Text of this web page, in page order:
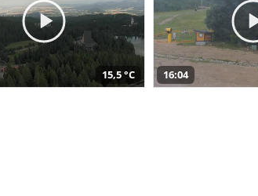
15,5 °C 16:04